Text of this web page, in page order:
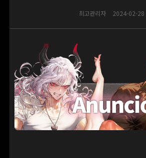
최고관리자 2024-02-28